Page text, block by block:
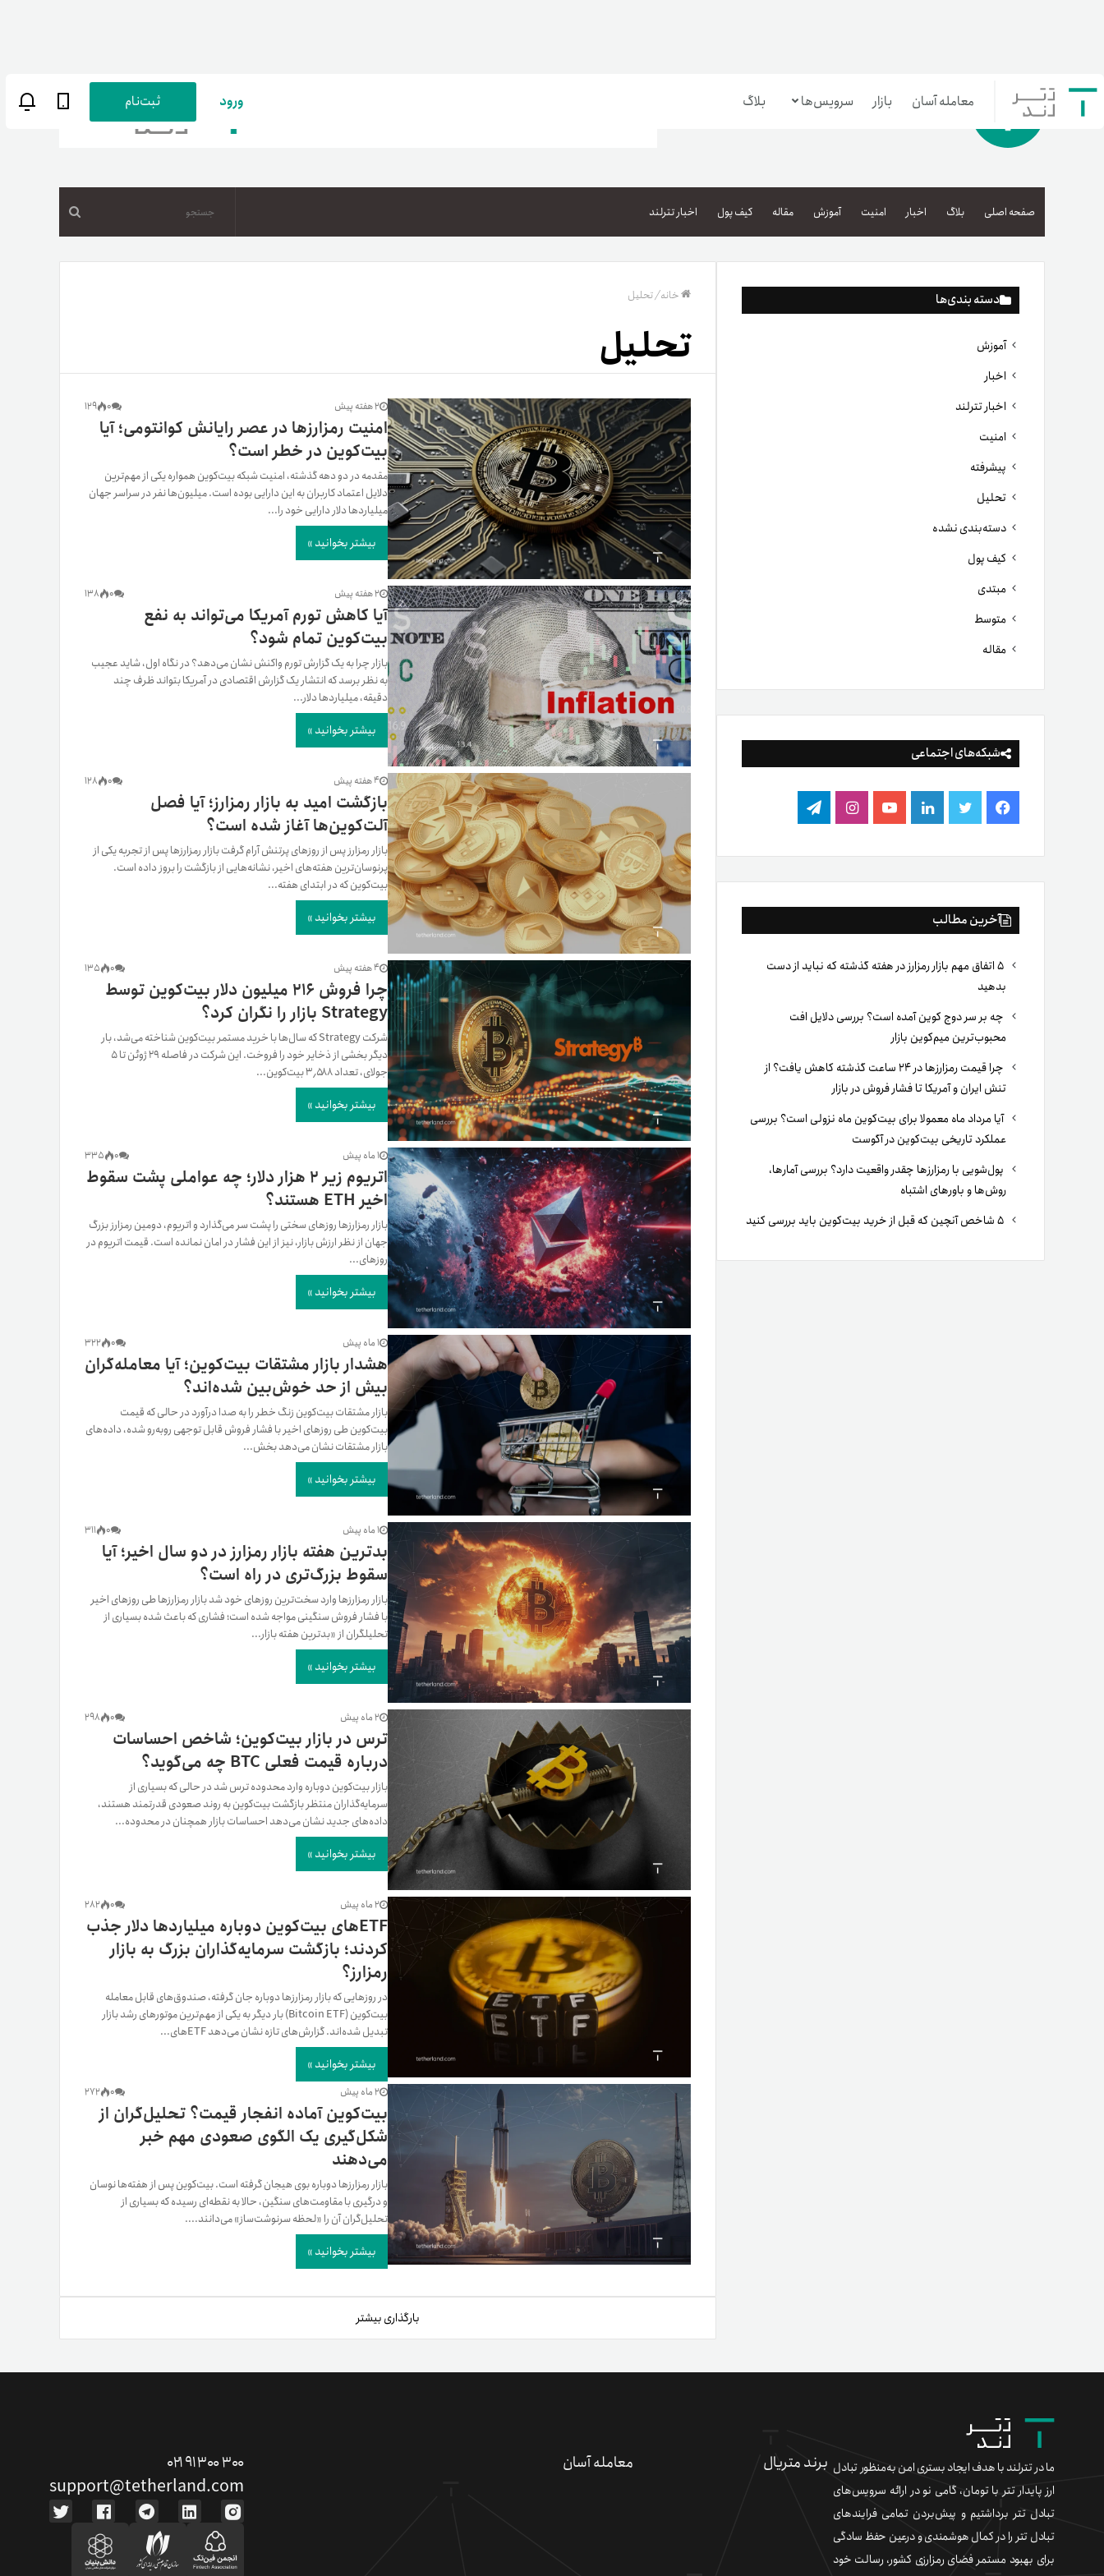
معامله آسان بازار سرویس‌ها
بازار تترلند
سرمایه‌گذاری آسان
پاداش کیف‌پول تومانی
مهر تترلند
بلاگ
زبان پارسی
تنظیمات
خروج
ورود ثبت‌نام
صفحه اصلی بلاگ اخبار امنیت آموزش مقاله کیف پول اخبار تترلند
دسته بندی‌ها
آموزش
اخبار
اخبار تترلند
امنیت
پیشرفته
تحلیل
دسته‌بندی نشده
کیف پول
مبتدی
متوسط
مقاله
شبکه‌های اجتماعی
فیس
بوک
توییتر لینکدینیوتیوباینستاگرام
تلگرام
آخرین مطالب
۵ اتفاق مهم بازار رمزارز در هفته گذشته که نباید از دست
بدهید
چه بر سر دوج کوین آمده است؟ بررسی دلایل افت
محبوب‌ترین میم‌کوین بازار
چرا قیمت رمزارزها در ۲۴ ساعت گذشته کاهش یافت؟ از
تنش ایران و آمریکا تا فشار فروش در بازار
آیا مرداد ماه معمولا برای بیت‌کوین ماه نزولی است؟ بررسی
عملکرد تاریخی بیت‌کوین در آگوست
پول‌شویی با رمزارزها چقدر واقعیت دارد؟ بررسی آمارها،
روش‌ها و باورهای اشتباه
خانه/تحلیل
تحلیل
2 هفته پیش 0
129
امنیت رمزارزها در عصر رایانش کوانتومی؛ آیا
بیت‌کوین در خطر است؟
مقدمه در دو دهه گذشته، امنیت شبکه بیت‌کوین همواره یکی از مهم‌ترین
دلایل اعتماد کاربران به این دارایی بوده است. میلیون‌ها نفر در سراسر جهان
میلیاردها دلار دارایی خود را...
بیشتر بخوانید »
2 هفته پیش 0
138
آیا کاهش تورم آمریکا می‌تواند به نفع
بیت‌کوین تمام شود؟
بازار چرا به یک گزارش تورم واکنش نشان می‌دهد؟ در نگاه اول، شاید عجیب
به نظر برسد که انتشار یک گزارش اقتصادی در آمریکا بتواند ظرف چند
دقیقه، میلیاردها دلار...
بیشتر بخوانید »
4 هفته پیش 0
128
بازگشت امید به بازار رمزارز؛ آیا فصل
آلت‌کوین‌ها آغاز شده است؟
بازار رمزارز پس از روزهای پرتنش آرام گرفت بازار رمزارزها پس از تجربه یکی از
پرنوسان‌ترین هفته‌های اخیر، نشانه‌هایی از بازگشت را بروز داده است.
بیت‌کوین که در ابتدای هفته...
بیشتر بخوانید »
4 هفته پیش 0
135
چرا فروش ۲۱۶ میلیون دلار بیت‌کوین توسط
Strategy بازار را نگران کرد؟
شرکت Strategy که سال‌ها با خرید مستمر بیت‌کوین شناخته می‌شد، بار
دیگر بخشی از ذخایر خود را فروخت. این شرکت در فاصله ۲۹ ژوئن تا ۵
جولای، تعداد ۳٬۵۸۸ بیت‌کوین...
بیشتر بخوانید »
1 ماه پیش 0
335
اتریوم زیر ۲ هزار دلار؛ چه عواملی پشت سقوط
اخیر ETH هستند؟
بازار رمزارزها روزهای سختی را پشت سر می‌گذارد و اتریوم، دومین رمزارز بزرگ
جهان از نظر ارزش بازار، نیز از این فشار در امان نمانده است. قیمت اتریوم در
روزهای...
بیشتر بخوانید »
1 ماه پیش 0
322
هشدار بازار مشتقات بیت‌کوین؛ آیا معامله‌گران
بیش از حد خوش‌بین شده‌اند؟
بازار مشتقات بیت‌کوین زنگ خطر را به صدا درآورد در حالی که قیمت
بیت‌کوین طی روزهای اخیر با فشار فروش قابل توجهی روبه‌رو شده، داده‌های
بازار مشتقات نشان می‌دهد بخش...
بیشتر بخوانید »
1 ماه پیش 0
311
بدترین هفته بازار رمزارز در دو سال اخیر؛ آیا
سقوط بزرگ‌تری در راه است؟
بازار رمزارزها وارد سخت‌ترین روزهای خود شد بازار رمزارزها طی روزهای اخیر
با فشار فروش سنگینی مواجه شده است؛ فشاری که باعث شده بسیاری از
تحلیلگران از «بدترین هفته بازار...
بیشتر بخوانید »
2 ماه پیش 0
298
ترس در بازار بیت‌کوین؛ شاخص احساسات
درباره قیمت فعلی BTC چه می‌گوید؟
بازار بیت‌کوین دوباره وارد محدوده ترس شد در حالی که بسیاری از
سرمایه‌گذاران منتظر بازگشت بیت‌کوین به روند صعودی قدرتمند هستند،
داده‌های جدید نشان می‌دهد احساسات بازار همچنان در محدوده...
بیشتر بخوانید »
2 ماه پیش 0
282
ETFهای بیت‌کوین دوباره میلیاردها دلار جذب
کردند؛ بازگشت سرمایه‌گذاران بزرگ به بازار
رمزارز؟
در روزهایی که بازار رمزارزها دوباره جان گرفته، صندوق‌های قابل معامله
بیت‌کوین (Bitcoin ETF) بار دیگر به یکی از مهم‌ترین موتورهای رشد بازار
تبدیل شده‌اند. گزارش‌های تازه نشان می‌دهد ETFهای...
بیشتر بخوانید »
2 ماه پیش 0
272
بیت‌کوین آماده انفجار قیمت؟ تحلیل‌گران از
شکل‌گیری یک الگوی صعودی مهم خبر
می‌دهند
بازار رمزارزها دوباره بوی هیجان گرفته است. بیت‌کوین پس از هفته‌ها نوسان
و درگیری با مقاومت‌های سنگین، حالا به نقطه‌ای رسیده که بسیاری از
تحلیل‌گران آن را «لحظه سرنوشت‌ساز» می‌دانند....
بیشتر بخوانید »
بارگذاری بیشتر
ما در تترلند با هدف ایجاد بستری امن به‌منظور تبادل
ارز پایدار تتر با تومان، گامی نو در ارائه سرویس‌های
تبادل تتر برداشتیم و پیش‌بردن تمامی فرایندهای
تبادل تتر را در کمال هوشمندی و درعین حفظ سادگی
برای بهبود مستمر فضای رمزارزی کشور، رسالت خود
برند متریال معامله آسان ۰۲۱ ۹۱ ۳۰۰ ۳۰۰
support@tetherland.com